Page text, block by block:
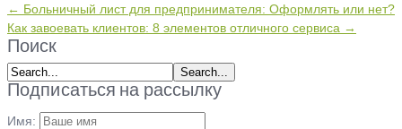
← Больничный лист для предпринимателя: Оформлять или нет?
Как завоевать клиентов: 8 элементов отличного сервиса →
Поиск
Подписаться на рассылку
Имя: